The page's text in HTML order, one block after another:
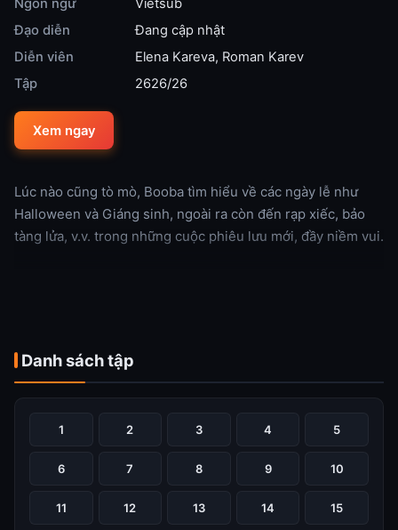
Ngôn ngữ
Vietsub
Đạo diễn
Đang cập nhật
Diễn viên
Elena Kareva, Roman Karev
Tập
2626/26
Xem ngay
Lúc nào cũng tò mò, Booba tìm hiểu về các ngày lễ như
Halloween và Giáng sinh, ngoài ra còn đến rạp xiếc, bảo
tàng lửa, v.v. trong những cuộc phiêu lưu mới, đầy niềm vui.
Danh sách tập
1 2 3 4 5
6 7 8 9 10
11 12 13 14 15